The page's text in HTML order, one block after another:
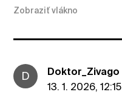
Zobraziť vlákno
D
Doktor_Zivago
13. 1. 2026, 12:15